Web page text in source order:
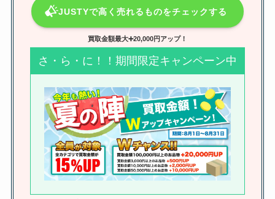
ええグループは身長どのくらい？
体重は？佐野晶哉・末澤誠也・小
ペンライトの買取の店舗でおすす
めは？電池はあった方がいい？ブ
ックオフ駿河屋など調査
嵐「5×20」のセトリは？アマプラ
でいつまで配信？ジャニーズコン
JUSTYで高く売れるものをチェックする
買取金額最大➕20,000円アップ！
さ・ら・に！！期間限定キャンペーン中